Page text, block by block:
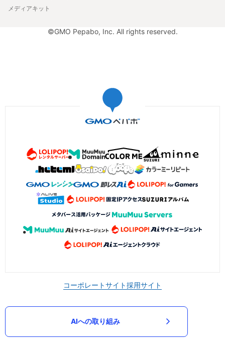
メディアキット
©GMO Pepabo, Inc. All rights reserved.
コーポレートサイト採用サイト
AIへの取り組み